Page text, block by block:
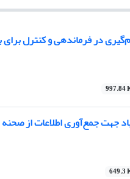
در فرماندهی و کنترل
997.84
جهت جمع‌آوری اطلاعات از
649.3